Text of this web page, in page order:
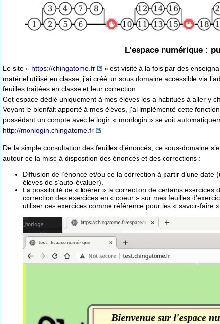
L’espace numérique :
Le site « https://chingatome.fr
» est visité à la fois par des
matériel utilisé en classe, j’ai créé un sous domaine accessible via
feuilles traitées en classe et leur correction.
Cet espace dédié uniquement à mes élèves les a habitués à aller y
Voyant le bienfait apporté à mes élèves, j’ai implémenté cette
possédant un compte avec le login « monlogin » se voit
http://monlogin.chingatome.fr
De la simple consultation des feuilles d’énoncés, ce sous-domaine
autour de la mise à disposition des énoncés et des corrections :
Diffusion de l’énoncé et/ou de la correction à partir d’une
élèves de s’auto-évaluer).
La possibilité de « libérer » la correction de certains exercices
correction des exercices en « coeur » sur mes feuilles
utiliser ces exercices comme référence pour les « savoir-faire